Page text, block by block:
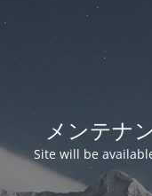
メンテナ
Site will be